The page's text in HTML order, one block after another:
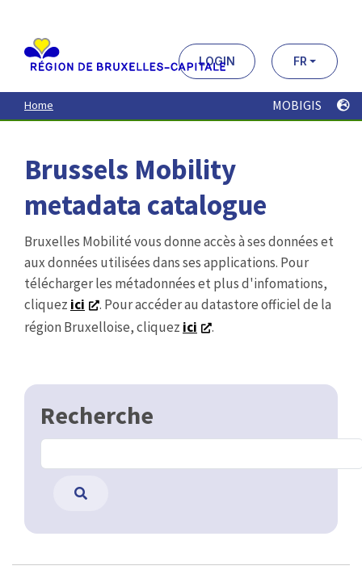
contenu
principal
LOGIN FR
Home MOBIGIS
Brussels Mobility
metadata catalogue
Bruxelles Mobilité vous donne accès à ses données et
aux données utilisées dans ses applications. Pour
télécharger les métadonnées et plus d'infomations,
cliquez ici
. Pour accéder au datastore officiel de la
région Bruxelloise, cliquez ici .
Recherche